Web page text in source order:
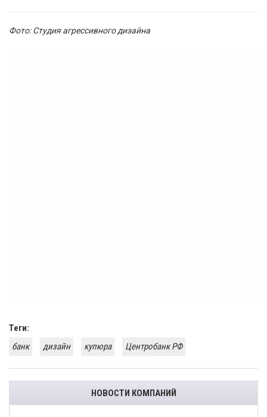
Фото: Студия агрессивного дизайна
Теги:
банк
дизайн купюра Центробанк РФ
НОВОСТИ КОМПАНИЙ